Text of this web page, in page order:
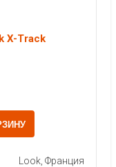
X-Track
Look, Франция